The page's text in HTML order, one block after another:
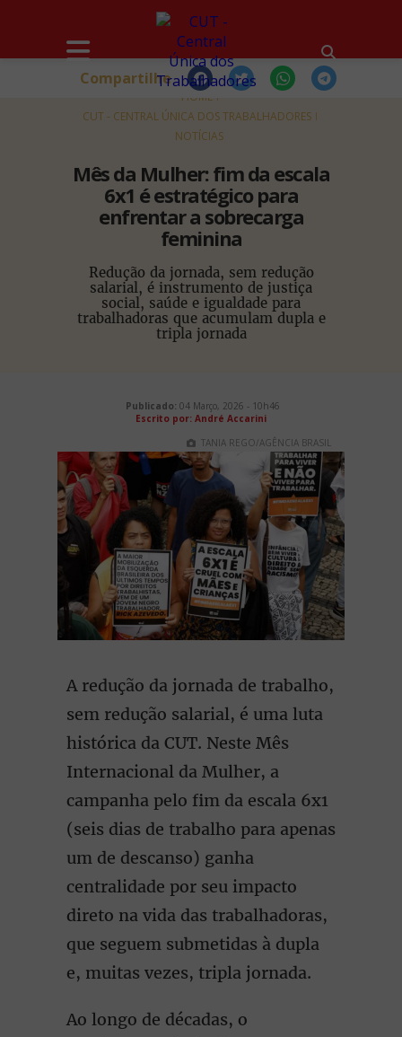
HOME
CUT - CENTRAL ÚNICA DOS TRABALHADORES
NOTÍCIAS
Mês da Mulher: fim da escala
6x1 é estratégico para
enfrentar a sobrecarga
feminina
Redução da jornada, sem redução
salarial, é instrumento de justiça
social, saúde e igualdade para
trabalhadoras que acumulam dupla e
tripla jornada
Compartilhe
Publicado: 04 Março, 2026 - 10h46
Escrito por: André Accarini
TANIA REGO/AGÊNCIA BRASIL
A redução da jornada de trabalho,
sem redução salarial, é uma luta
histórica da CUT. Neste Mês
Internacional da Mulher, a
campanha pelo fim da escala 6x1
(seis dias de trabalho para apenas
um de descanso) ganha
centralidade por seu impacto
direto na vida das trabalhadoras,
que seguem submetidas à dupla
e, muitas vezes, tripla jornada.
Ao longo de décadas, o